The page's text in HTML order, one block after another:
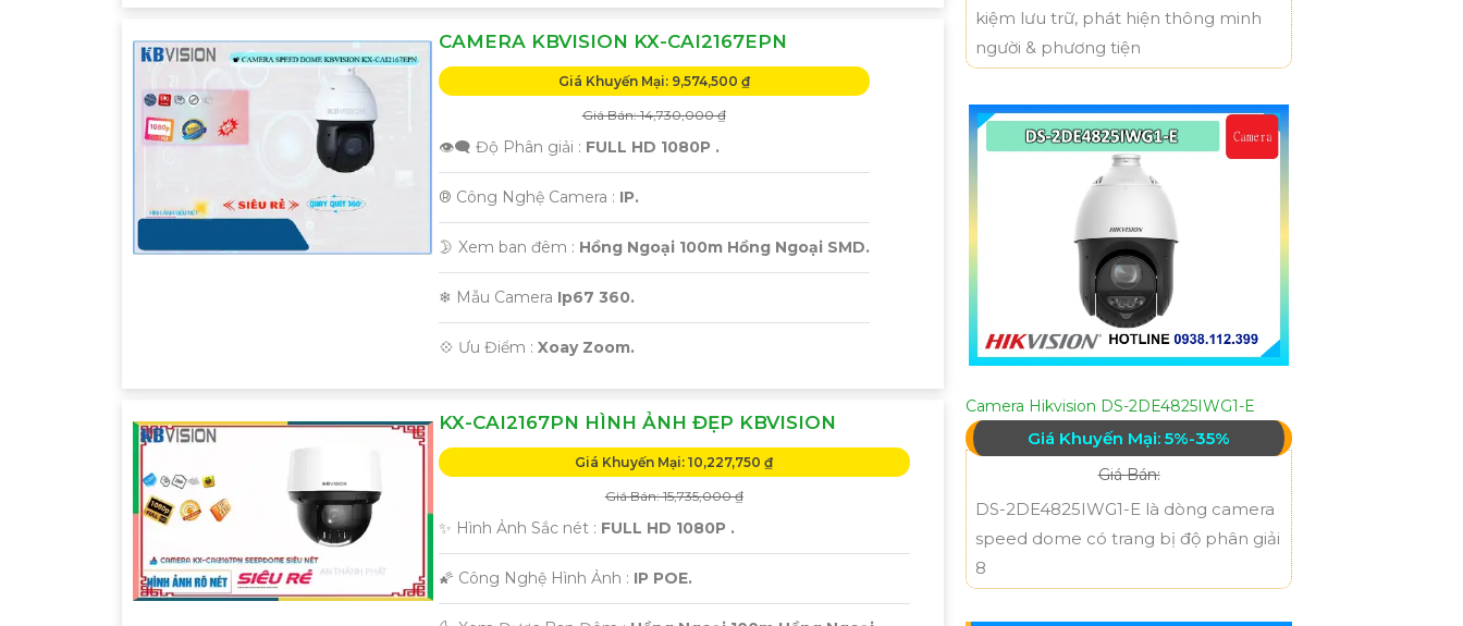
CAMERA KBVISION KX-CAI2167EPN
Giá Khuyến Mại: 9,574,500 ₫
Giá Bán: 14,730,000 ₫
👁️‍🗨 Độ Phân giải : FULL HD 1080P .
®️ Công Nghệ Camera : IP.
🌛 Xem ban đêm : Hồng Ngoại 100m Hồng Ngoại SMD.
❄ Mẫu Camera Ip67 360.
️💠 Ưu Điểm : Xoay Zoom.
KX-CAI2167PN HÌNH ẢNH ĐẸP KBVISION
Giá Khuyến Mại: 10,227,750 ₫
Giá Bán: 15,735,000 ₫
✨ Hình Ảnh Sắc nét : FULL HD 1080P .
🌠 Công Nghệ Hình Ảnh : IP POE.
kiệm lưu trữ, phát hiện thông minh
người & phương tiện
Camera Hikvision DS-2DE4825IWG1-E
Giá Khuyến Mại: 5%-35%
Giá Bán:
DS-2DE4825IWG1-E là dòng camera
speed dome có trang bị độ phân giải
8